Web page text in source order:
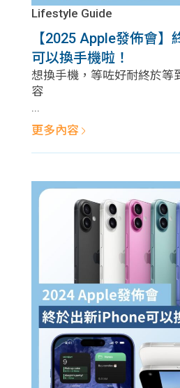
Lifestyle Guide
【2025 Apple發佈會】
可以換手機啦！
想換手機，等咗好耐終於等
容
...
更多內容